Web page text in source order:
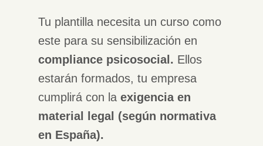
Tu plantilla necesita un curso como
este para su sensibilización en
compliance psicosocial. Ellos
estarán formados, tu empresa
cumplirá con la exigencia en
material legal (según normativa
en España).